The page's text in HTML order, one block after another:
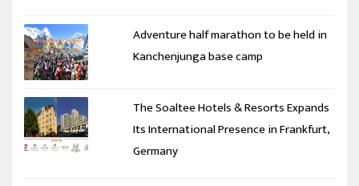
Adventure half marathon to be held in
Kanchenjunga base camp
The Soaltee Hotels & Resorts Expands
Its International Presence in Frankfurt,
Germany